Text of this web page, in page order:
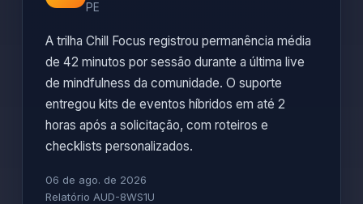
PE
A trilha Chill Focus registrou permanência média
de 42 minutos por sessão durante a última live
de mindfulness da comunidade. O suporte
entregou kits de eventos híbridos em até 2
horas após a solicitação, com roteiros e
checklists personalizados.
06 de ago. de 2026
Relatório AUD-8WS1U